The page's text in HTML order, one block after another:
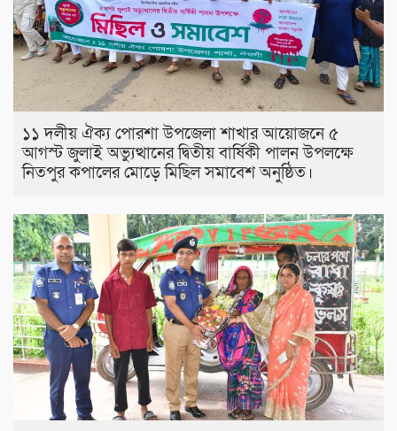
১১ দলীয় ঐক্য পোরশা উপজেলা শাখার আয়োজনে ৫
আগস্ট জুলাই অভ্যুত্থানের দ্বিতীয় বার্ষিকী পালন উপলক্ষে
নিতপুর কপালের মোড়ে মিছিল সমাবেশ অনুষ্ঠিত।